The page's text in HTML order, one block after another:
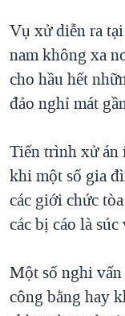
Vụ xử diễn ra
nam không xa
cho hầu hết
đảo nghỉ mát
Tiến trình xử án
khi một số gia
các giới chức
các bị cáo là
Một số nghi
công bằng hay